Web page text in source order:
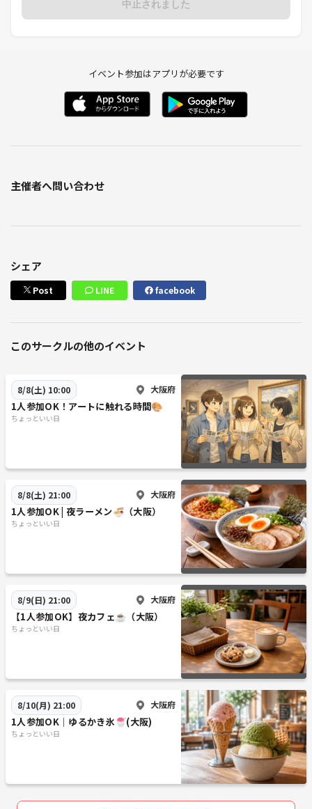
中止されました
イベント参加はアプリが必要です
主催者へ問い合わせ
シェア
Post LINE facebook
このサークルの他のイベント
8/8(土) 10:00 大阪府
1人参加OK！アートに触れる時間🎨
ちょっといい日
8/8(土) 21:00 大阪府
1人参加OK | 夜ラーメン🍜（大阪）
ちょっといい日
8/9(日) 21:00 大阪府
【1人参加OK】夜カフェ☕（大阪）
ちょっといい日
8/10(月) 21:00 大阪府
1人参加OK｜ゆるかき氷🍧(大阪)
ちょっといい日